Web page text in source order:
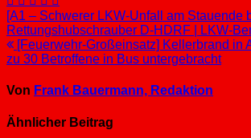
Beitragsnavigation
[A1 – Schwerer LKW-Unfall am Stauende
Rettungshubschrauber D-HDRF | LKW-
[Feuerwehr-Großeinsatz] Kellerbrand in
zu 30 Betroffene in Bus untergebracht
Von Frank Bauermann, Redaktion
Ähnlicher Beitrag